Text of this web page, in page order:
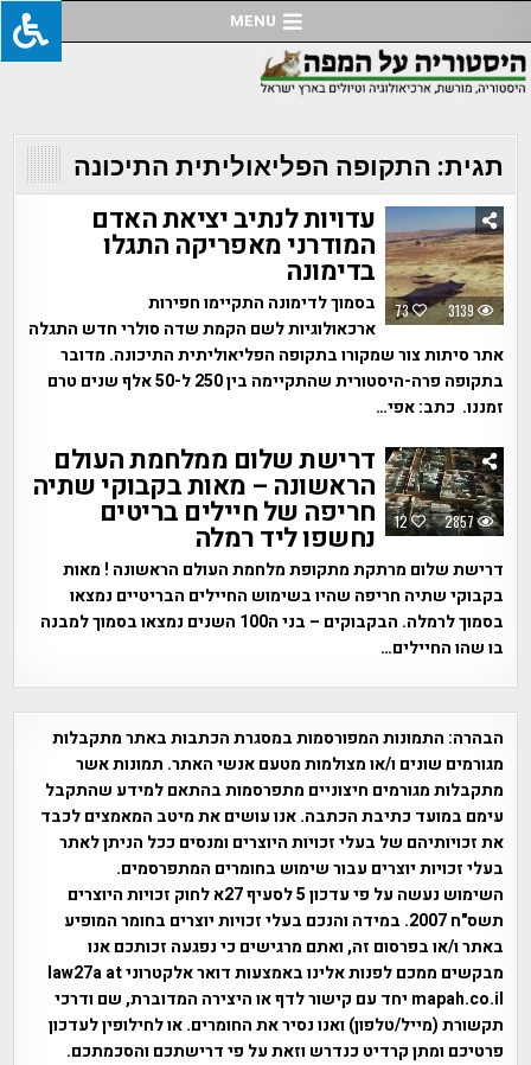
to
content
MENU
תגית: התקופה הפליאוליתית התיכונה
73 3139
עדויות לנתיב יציאת האדם
המודרני מאפריקה התגלו
בדימונה
בסמוך לדימונה התקיימו חפירות
ארכאולוגיות לשם הקמת שדה סולרי חדש התגלה
אתר סיתות צור שמקורו בתקופה הפליאוליתית התיכונה. מדובר
בתקופה פרה-היסטורית שהתקיימה בין 250 ל-50 אלף שנים טרם
זמננו. כתב: אפי…
12 2857
דרישת שלום ממלחמת העולם
הראשונה – מאות בקבוקי שתיה
חריפה של חיילים בריטים
נחשפו ליד רמלה
דרישת שלום מרתקת מתקופת מלחמת העולם הראשונה ! מאות
בקבוקי שתיה חריפה שהיו בשימוש החיילים הבריטיים נמצאו
בסמוך לרמלה. הבקבוקים – בני ה100 השנים נמצאו בסמוך למבנה
בו שהו החיילים…
הבהרה: התמונות המפורסמות במסגרת הכתבות באתר מתקבלות
מגורמים שונים ו/או מצולמות מטעם אנשי האתר. תמונות אשר
מתקבלות מגורמים חיצוניים מתפרסמות בהתאם למידע שהתקבל
עימם במועד כתיבת הכתבה. אנו עושים את מיטב המאמצים לכבד
את זכויותיהם של בעלי זכויות היוצרים ומנסים ככל הניתן לאתר
בעלי זכויות יוצרים עבור שימוש בחומרים המתפרסמים.
השימוש נעשה על פי עדכון 5 לסעיף 27א לחוק זכויות היוצרים
תשס"ח 2007. במידה והנכם בעלי זכויות יוצרים בחומר המופיע
באתר ו/או בפרסום זה, ואתם מרגישים כי נפגעה זכותכם אנו
מבקשים ממכם לפנות אלינו באמצעות דואר אלקטרוני law27a at
mapah.co.il יחד עם קישור לדף או היצירה המדוברת, שם ודרכי
תקשורת (מייל/טלפון) ואנו נסיר את החומרים. או לחילופין לעדכון
פרטיכם ומתן קרדיט כנדרש וזאת על פי דרישתכם והסכמתכם.